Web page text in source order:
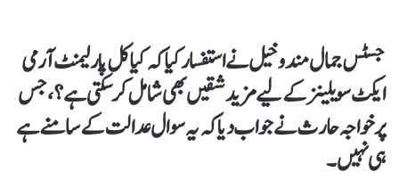
جسٹس جمال مندوخیل نے استفسار کیاکہ کیا کل پارلیمنٹ آرمی
ایکٹ سویلینز کےلیے مزید شقیں بھی شامل کرسکتی ہے؟، جس
پر خواجہ حارث نے جواب دیاکہ یہ سوال عدالت کے سامنے ہے
ہی نہیں۔